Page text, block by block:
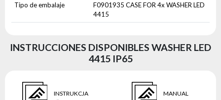
Tipo de embalaje
F0901935 CASE FOR 4x WASHER LED
4415
INSTRUCCIONES DISPONIBLES WASHER LED
4415 IP65
INSTRUKCJA MANUAL